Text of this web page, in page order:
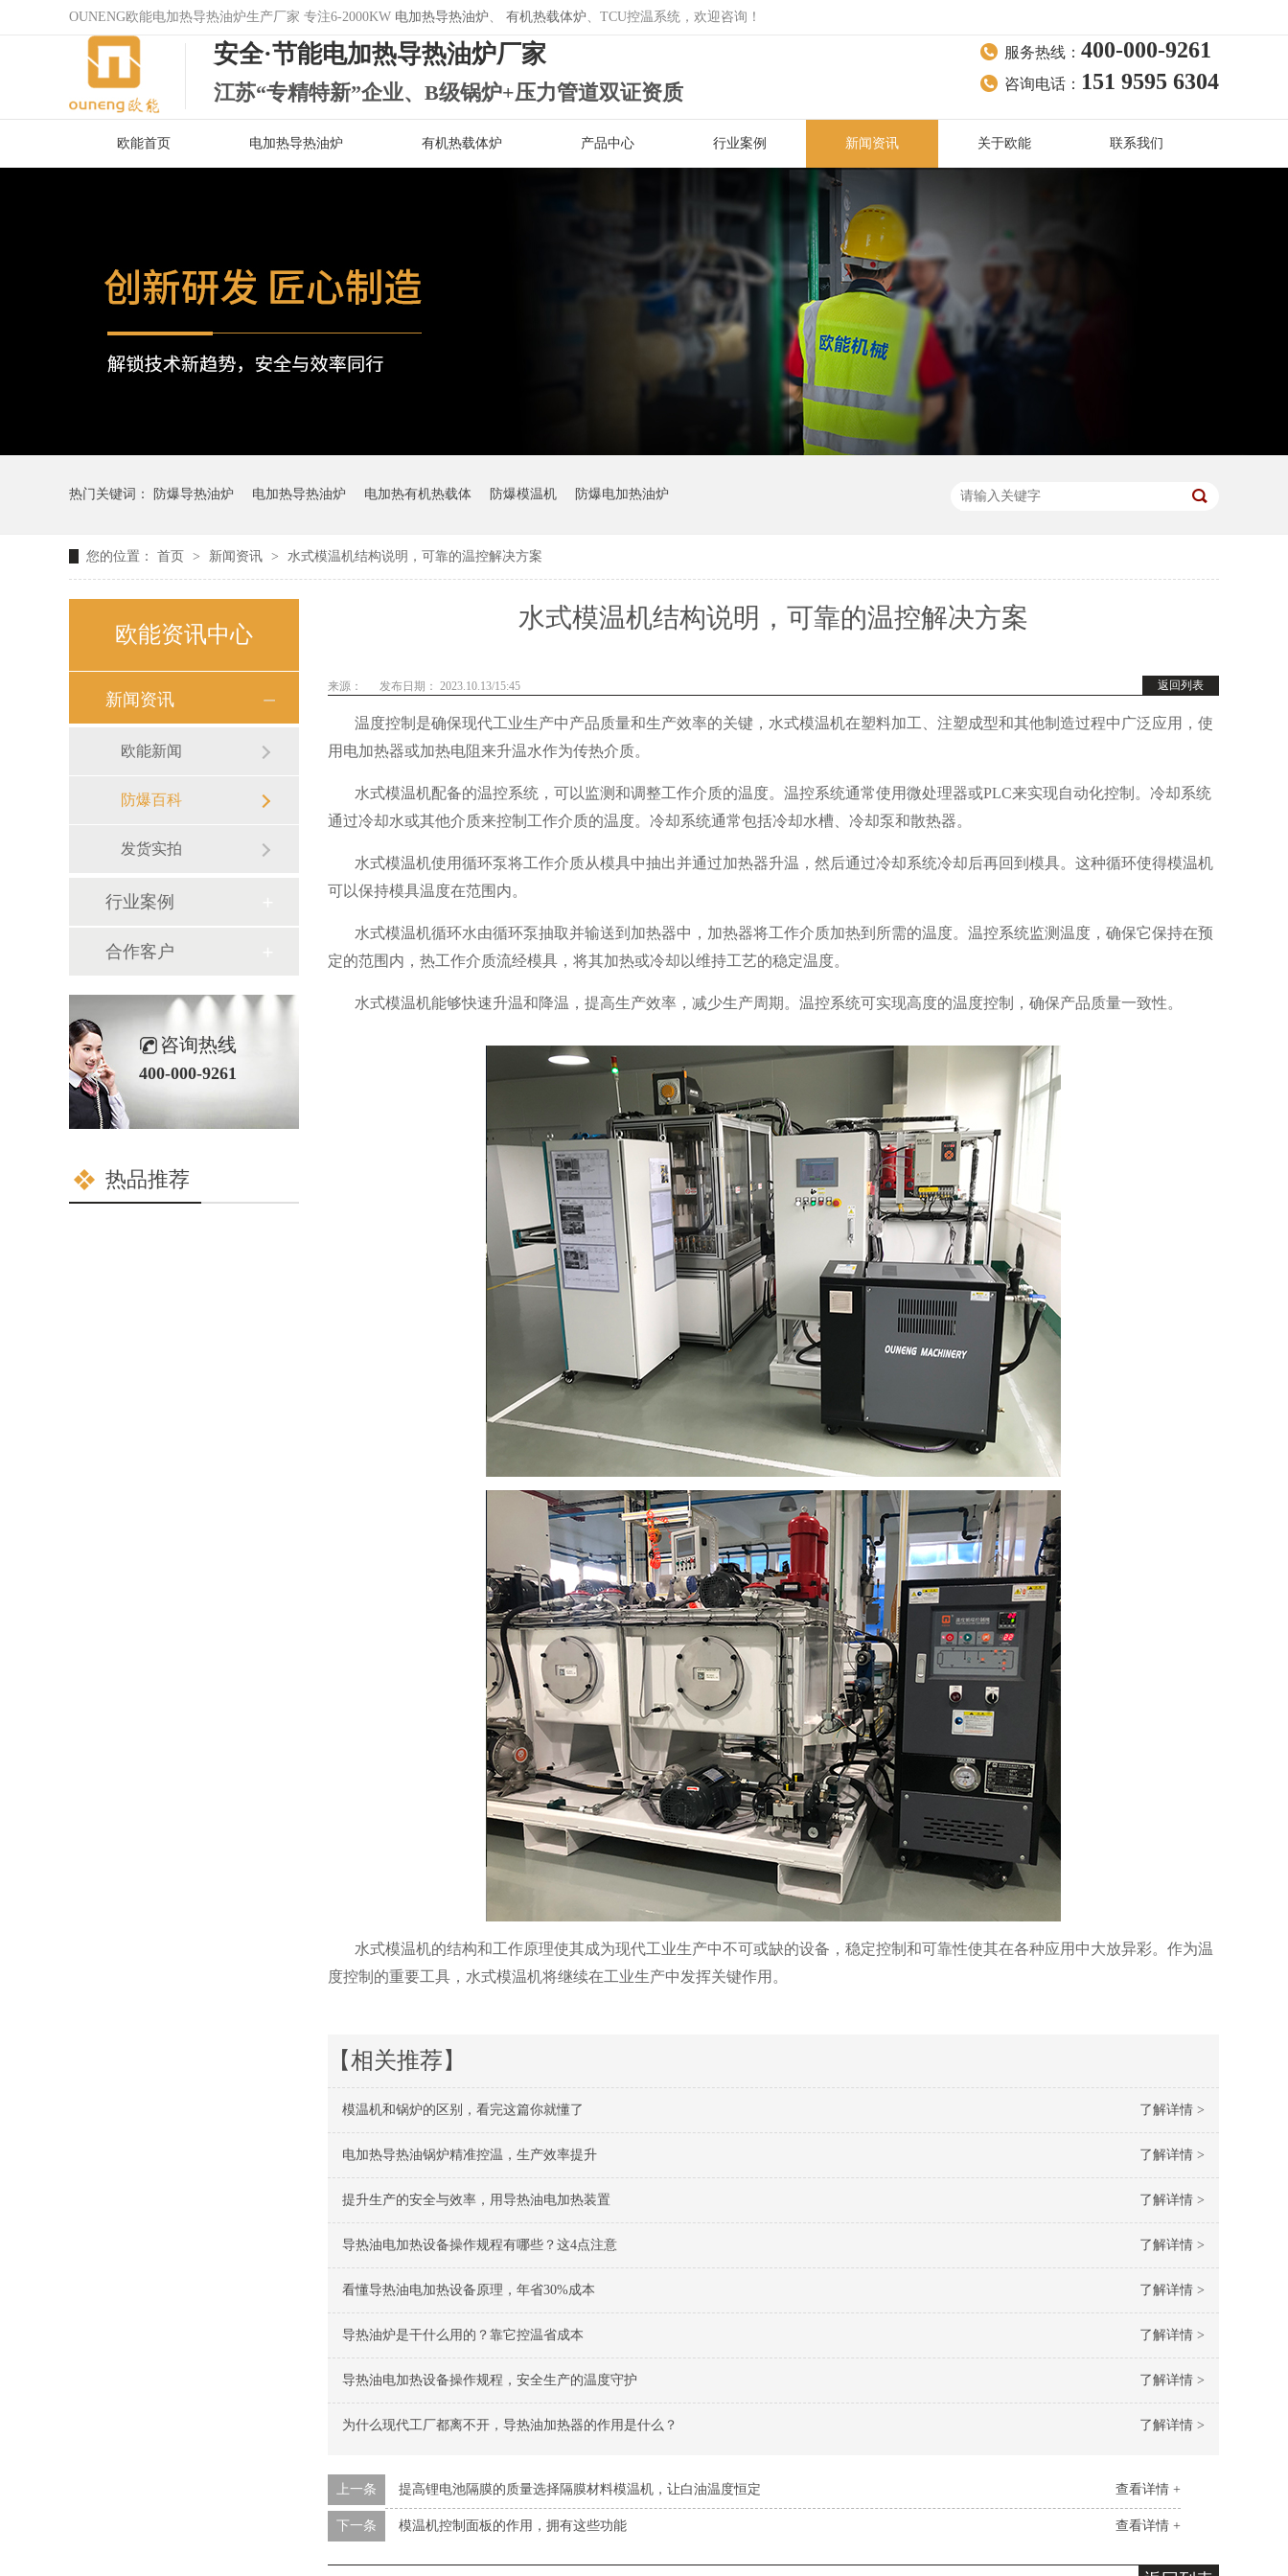
OUNENG欧能电加热导热油炉生产厂家 专注6-2000KW 电加热导热油炉 、 有机热载体炉 、TCU控温系统，欢迎咨询！
安全·节能电加热导热油炉厂家
江苏“专精特新”企业、B级锅炉+压力管道双证资质
服务热线： 400-000-9261
咨询电话： 151 9595 6304
欧能首页 电加热导热油炉 有机热载体炉 产品中心 行业案例 新闻资讯 关于欧能 联系我们
热门关键词： 防爆导热油炉 电加热导热油炉 电加热有机热载体 防爆模温机 防爆电加热油炉
您的位置： 首页 > 新闻资讯 > 水式模温机结构说明，可靠的温控解决方案
水式模温机结构说明，可靠的温控解决方案
返回列表
来源： 发布日期： 2023.10.13/15:45
温度控制是确保现代工业生产中产品质量和生产效率的关键，水式模温机在塑料加工、注塑成型和其他制造过程中广泛应用，使
用电加热器或加热电阻来升温水作为传热介质。
水式模温机配备的温控系统，可以监测和调整工作介质的温度。温控系统通常使用微处理器或PLC来实现自动化控制。冷却系统
通过冷却水或其他介质来控制工作介质的温度。冷却系统通常包括冷却水槽、冷却泵和散热器。
水式模温机使用循环泵将工作介质从模具中抽出并通过加热器升温，然后通过冷却系统冷却后再回到模具。这种循环使得模温机
可以保持模具温度在范围内。
水式模温机循环水由循环泵抽取并输送到加热器中，加热器将工作介质加热到所需的温度。温控系统监测温度，确保它保持在预
定的范围内，热工作介质流经模具，将其加热或冷却以维持工艺的稳定温度。
水式模温机能够快速升温和降温，提高生产效率，减少生产周期。温控系统可实现高度的温度控制，确保产品质量一致性。
水式模温机的结构和工作原理使其成为现代工业生产中不可或缺的设备，稳定控制和可靠性使其在各种应用中大放异彩。作为温
度控制的重要工具，水式模温机将继续在工业生产中发挥关键作用。
【相关推荐】
了解详情 >
模温机和锅炉的区别，看完这篇你就懂了
了解详情 >
电加热导热油锅炉精准控温，生产效率提升
了解详情 >
提升生产的安全与效率，用导热油电加热装置
了解详情 >
导热油电加热设备操作规程有哪些？这4点注意
了解详情 >
看懂导热油电加热设备原理，年省30%成本
了解详情 >
导热油炉是干什么用的？靠它控温省成本
了解详情 >
导热油电加热设备操作规程，安全生产的温度守护
了解详情 >
为什么现代工厂都离不开，导热油加热器的作用是什么？
查看详情 +
上一条 提高锂电池隔膜的质量选择隔膜材料模温机，让白油温度恒定
查看详情 +
下一条 模温机控制面板的作用，拥有这些功能
欧能资讯中心
新闻资讯
欧能新闻
防爆百科
发货实拍
行业案例
合作客户
咨询热线
400-000-9261
热品推荐